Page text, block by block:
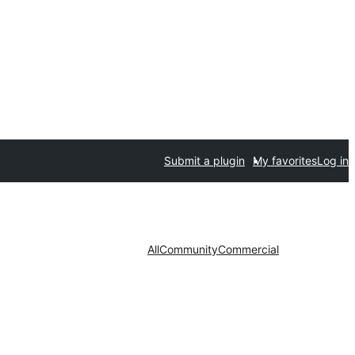
Submit a plugin My favoritesLog in
AllCommunityCommercial